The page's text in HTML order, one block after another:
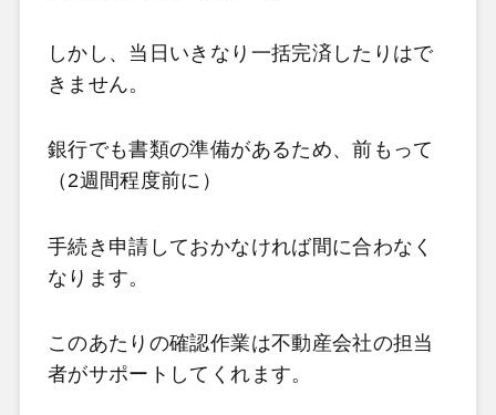
しかし、当日いきなり一括完済したりはで
きません。
銀行でも書類の準備があるため、前もって
（ 2週間程度前に）
手続き申請しておかなければ間に合わなく
なります。
このあたりの確認作業は不動産会社の担当
者がサポートしてくれます。